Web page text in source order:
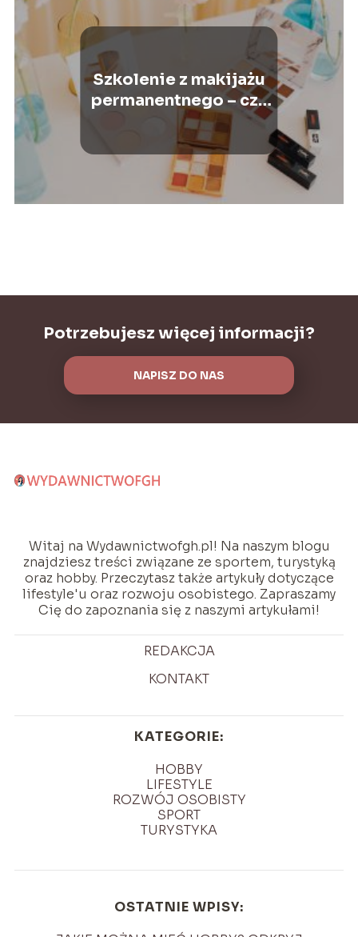
Szkolenie z makijażu
permanentnego – czy
warto?
Potrzebujesz więcej informacji?
NAPISZ DO NAS
Witaj na Wydawnictwofgh.pl! Na naszym blogu
znajdziesz treści związane ze sportem, turystyką
oraz hobby. Przeczytasz także artykuły dotyczące
lifestyle'u oraz rozwoju osobistego. Zapraszamy
Cię do zapoznania się z naszymi artykułami!
REDAKCJA
KONTAKT
KATEGORIE:
HOBBY
LIFESTYLE
ROZWÓJ OSOBISTY
SPORT
TURYSTYKA
OSTATNIE WPISY: